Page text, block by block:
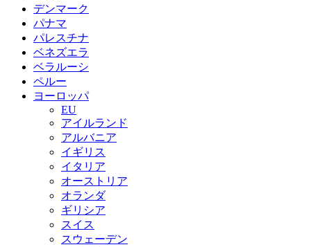
デンマーク
パナマ
パレスチナ
ベネズエラ
ベラルーシ
ペルー
ヨーロッパ
EU
アイルランド
アルバニア
イギリス
イタリア
オーストリア
オランダ
ギリシア
スイス
スウェーデン